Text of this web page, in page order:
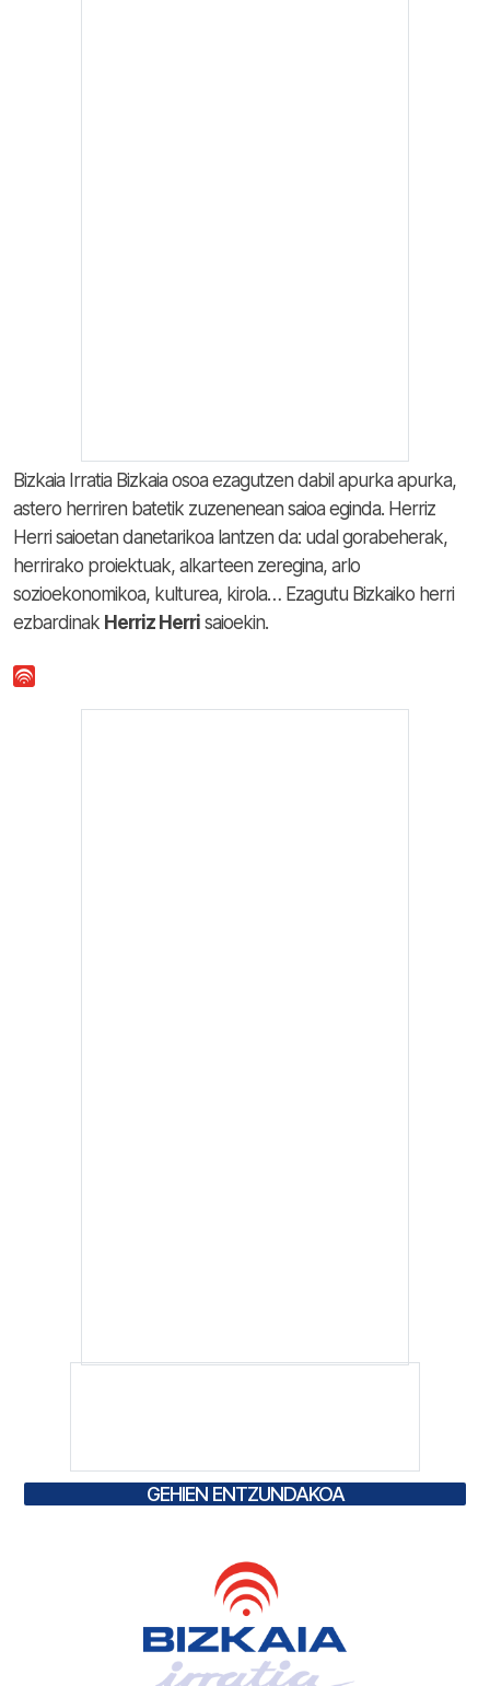
Bizkaia Irratia Bizkaia osoa ezagutzen dabil apurka apurka,
astero herriren batetik zuzenenean saioa eginda. Herriz
Herri saioetan danetarikoa lantzen da: udal gorabeherak,
herrirako proiektuak, alkarteen zeregina, arlo
sozioekonomikoa, kulturea, kirola… Ezagutu Bizkaiko herri
ezbardinak Herriz Herri saioekin.
GEHIEN ENTZUNDAKOA